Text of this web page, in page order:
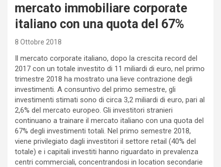
mercato immobiliare corporate
italiano con una quota del 67%
8 Ottobre 2018
Il mercato corporate italiano, dopo la crescita record del
2017 con un totale investito di 11 miliardi di euro, nel primo
trimestre 2018 ha mostrato una lieve contrazione degli
investimenti. A consuntivo del primo semestre, gli
investimenti stimati sono di circa 3,2 miliardi di euro, pari al
2,6% del mercato europeo. Gli investitori stranieri
continuano a trainare il mercato italiano con una quota del
67% degli investimenti totali. Nel primo semestre 2018,
viene privilegiato dagli investitori il settore retail (40% del
totale) e i capitali investiti hanno riguardato in prevalenza
centri commerciali, concentrandosi in location secondarie